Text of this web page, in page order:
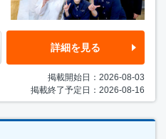
詳細を見る
掲載開始日：2026-08-03
掲載終了予定日：2026-08-16